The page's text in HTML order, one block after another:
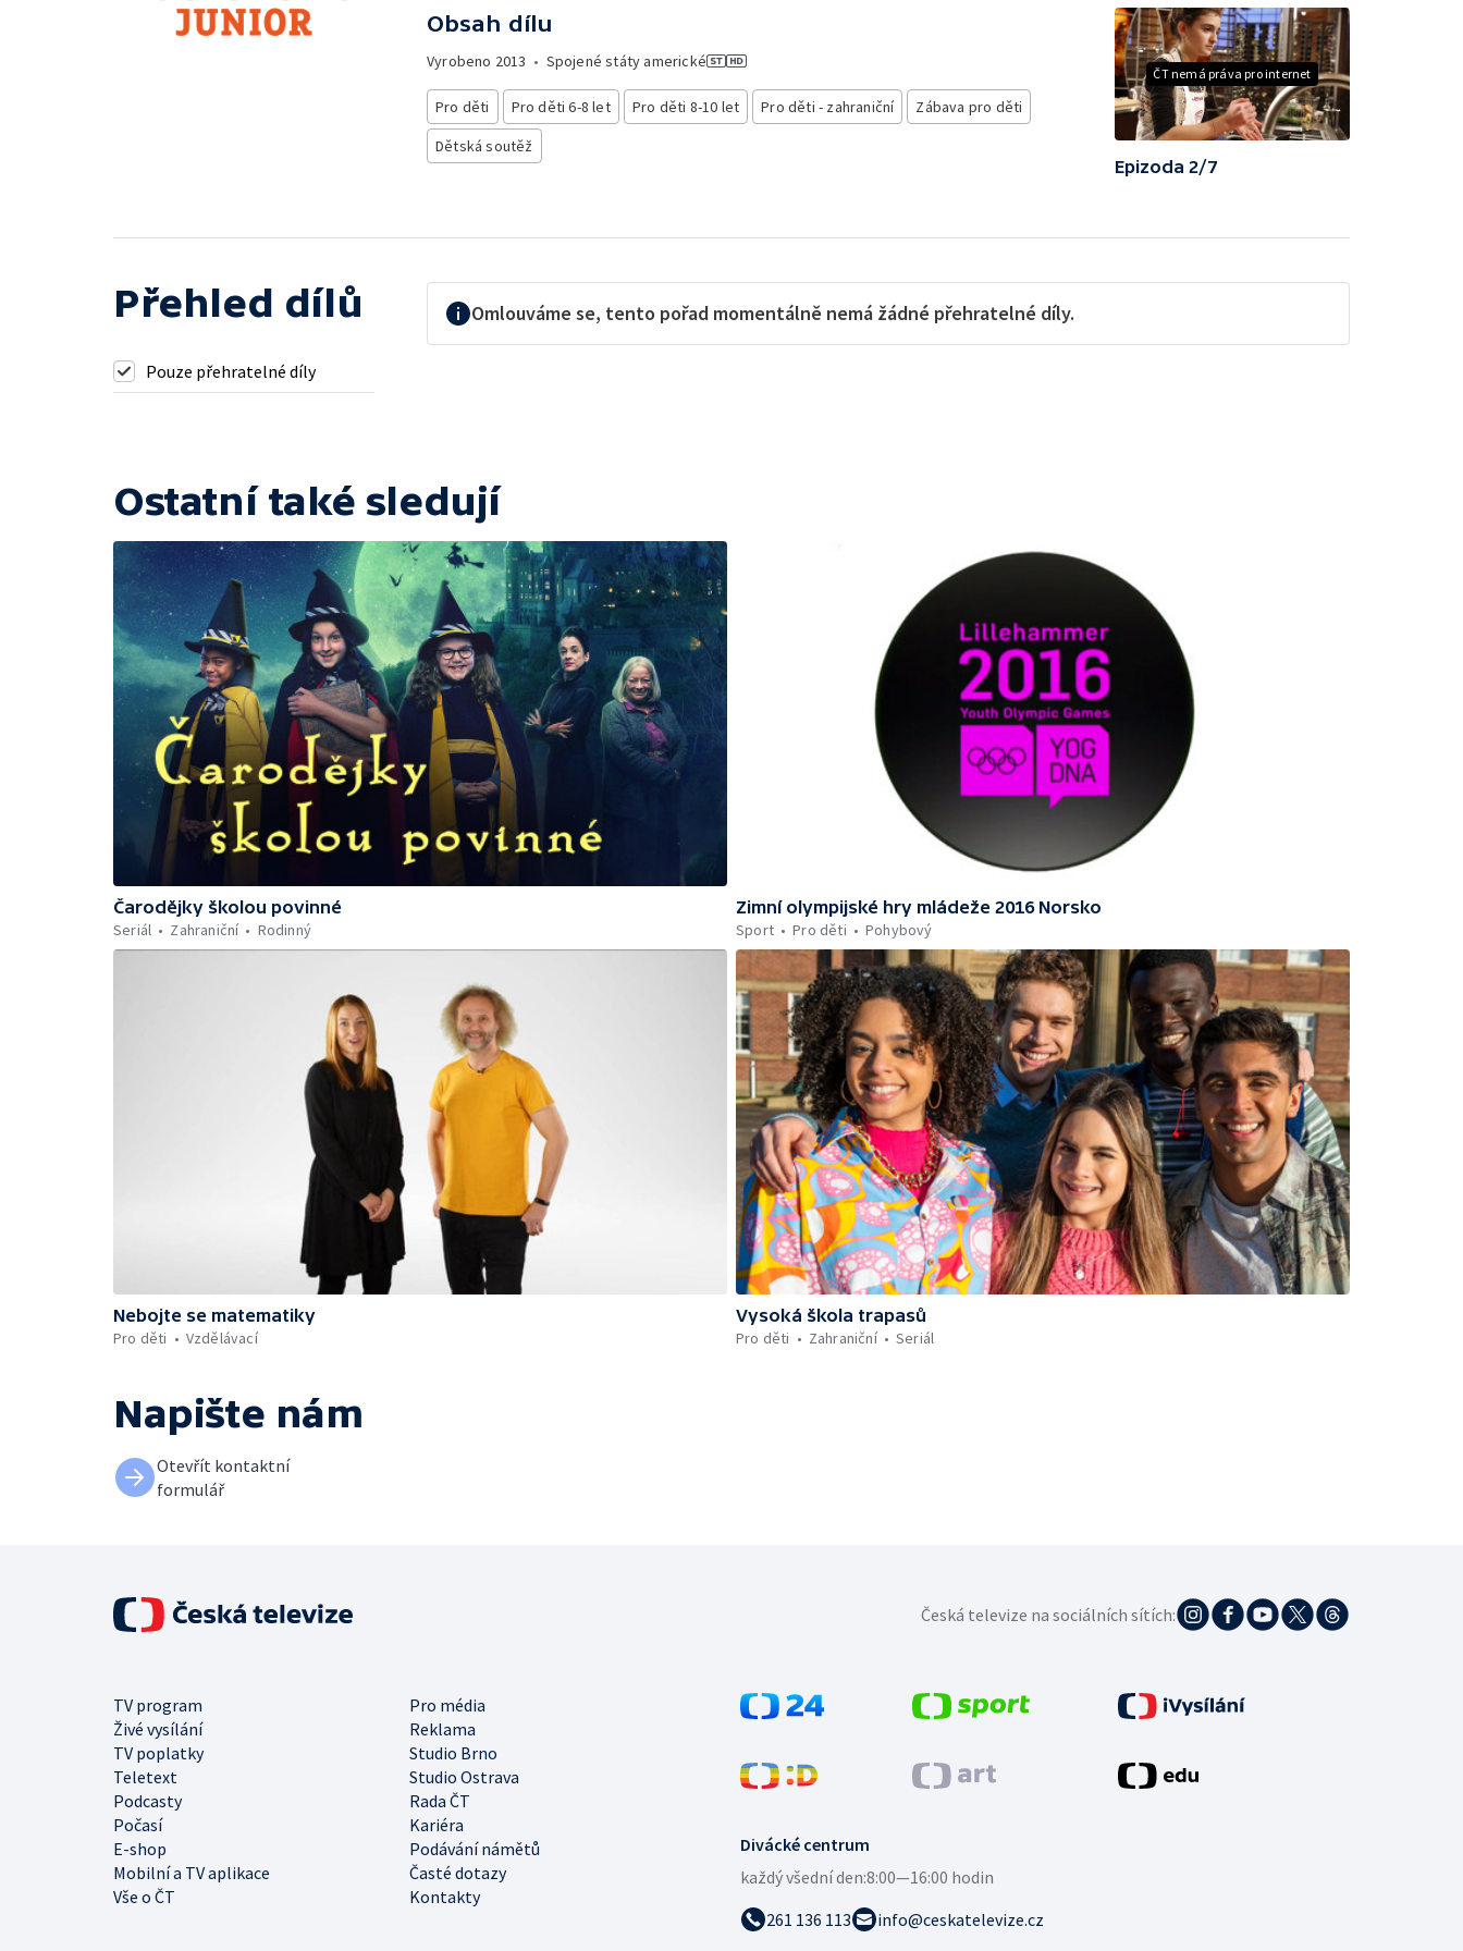
Obsah dílu
Vyrobeno 2013 • Spojené státy americké
Pro děti Pro děti 6-8 let Pro děti 8-10 let Pro děti - zahraniční
Zábava pro děti
Dětská soutěž
ČT nemá práva pro internet
Epizoda 2/7
Přehled dílů
Pouze přehratelné díly
Omlouváme se, tento pořad momentálně nemá žádné přehratelné díly.
Ostatní také sledují
Čarodějky školou povinné
Seriál
Zahraniční Rodinný
Zimní olympijské hry mládeže 2016 Norsko
Sport
Pro děti Pohybový
Nebojte se matematiky
Pro děti
Vzdělávací
Vysoká škola trapasů
Pro děti
Zahraniční Seriál
Napište nám
Otevřít kontaktní
formulář
Divácké centrum
každý všední den:8:00—16:00 hodin
261 136 113
info@ceskatelevize.cz
TV program
Pro média
Živé vysílání
Reklama
TV poplatky
Studio Brno
Teletext
Studio Ostrava
Podcasty
Rada ČT
Počasí
Kariéra
E-shop
Podávání námětů
Mobilní a TV aplikace
Časté dotazy
Vše o ČT
Kontakty
Česká televize na sociálních sítích: